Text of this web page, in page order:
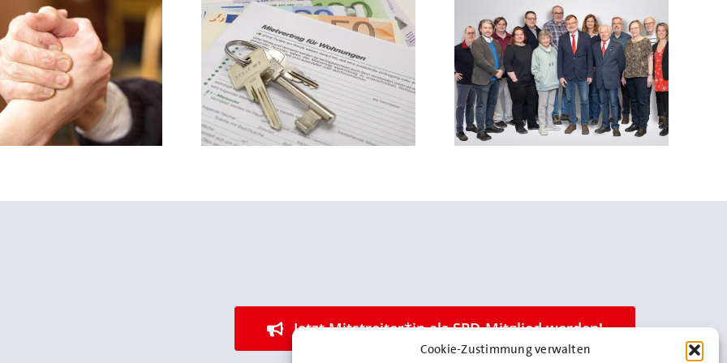
Cookie-Zustimmung verwalten
Bezahlbares Wohnen –
wichtiger denn je!
Spitzenkandidat*innen für
Kommunalwahl am 14. Mai
Jetzt Mitstreiter*in als SPD-Mitglied werden!